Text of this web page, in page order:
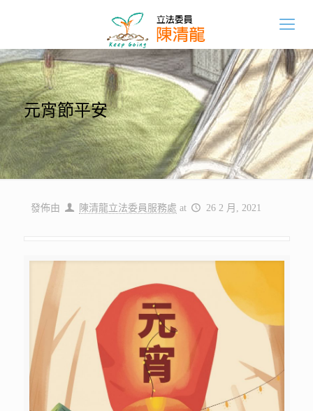
元宵節平安
發佈由 陳清龍立法委員服務處 at 26 2 月, 2021